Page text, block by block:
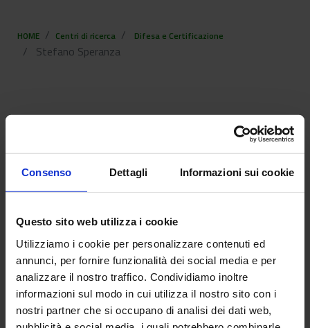
Consenso Dettagli Informazioni sui cookie
Questo sito web utilizza i cookie
Utilizziamo i cookie per personalizzare contenuti ed
annunci, per fornire funzionalità dei social media e per
analizzare il nostro traffico. Condividiamo inoltre
informazioni sul modo in cui utilizza il nostro sito con i
nostri partner che si occupano di analisi dei dati web,
HOME Centri di ricerca Difesa e Certificazione
Stefano Speranza